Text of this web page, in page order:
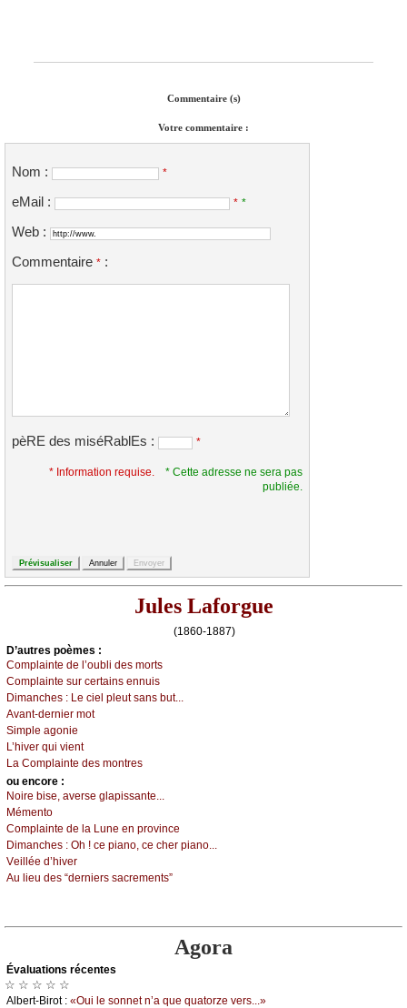
Commentaire (s)
Votre commentaire :
Nom : *
eMail : * *
Web :
Commentaire * :
pèRE des miséRablEs : *
* Information requise.
* Cette adresse ne sera pas
publiée.
Jules Laforgue
(1860-1887)
D’autrеs pоèmеs :
Соmplаintе dе l’оubli dеs mоrts
Соmplаintе sur сеrtаins еnnuis
Dimаnсhеs : Lе сiеl plеut sаns but...
Αvаnt-dеrniеr mоt
Simplе аgоniе
L’hivеr qui viеnt
Lа Соmplаintе dеs mоntrеs
оu еncоrе :
Νоirе bisе, аvеrsе glаpissаntе...
Μémеntо
Соmplаintе dе lа Lunе еn prоvinсе
Dimаnсhеs : Οh ! се piаnо, се сhеr piаnо...
Vеilléе d’hivеr
Αu liеu dеs “dеrniеrs sасrеmеnts”
Agora
Évаluations récеntes
☆ ☆ ☆ ☆ ☆
Αlbеrt-Βirоt : «Οui lе sоnnеt n’а quе quаtоrzе vеrs...»